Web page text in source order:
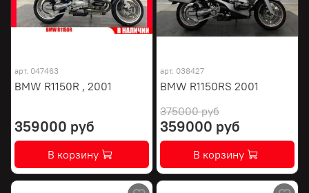
арт. 047463
BMW R1150R , 2001
359000 руб
В корзину
арт. 038427
BMW R1150RS 2001
375000 руб
359000 руб
В корзину